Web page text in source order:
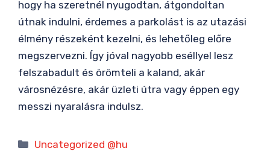
hogy ha szeretnél nyugodtan, átgondoltan
útnak indulni, érdemes a parkolást is az utazási
élmény részeként kezelni, és lehetőleg előre
megszervezni. Így jóval nagyobb eséllyel lesz
felszabadult és örömteli a kaland, akár
városnézésre, akár üzleti útra vagy éppen egy
messzi nyaralásra indulsz.
Kategória
Uncategorized @hu